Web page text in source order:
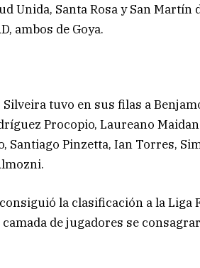
Unida, Santa Rosa y San Martín
ambos de Goya.
tuvo en sus filas a
Procopio, Laureano
Pinzetta, Ian Torres,
la clasificación a la Liga
de jugadores se